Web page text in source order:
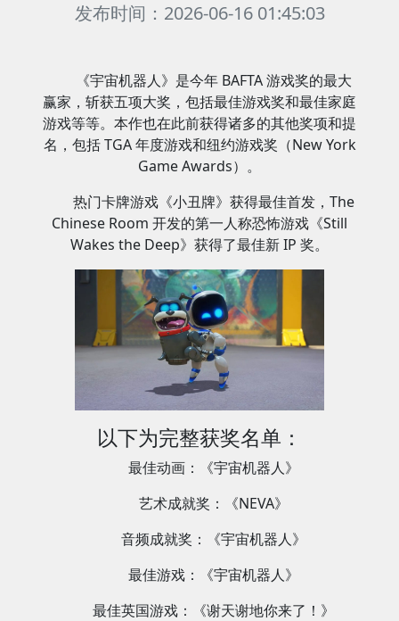
发布时间：2026-06-16 01:45:03
《宇宙机器人》是今年 BAFTA 游戏奖的最大
赢家，斩获五项大奖，包括最佳游戏奖和最佳家庭
游戏等等。本作也在此前获得诸多的其他奖项和提
名，包括 TGA 年度游戏和纽约游戏奖（New York
Game Awards）。
热门卡牌游戏《小丑牌》获得最佳首发，The
Chinese Room 开发的第一人称恐怖游戏《Still
Wakes the Deep》获得了最佳新 IP 奖。
以下为完整获奖名单：
最佳动画：《宇宙机器人》
艺术成就奖：《NEVA》
音频成就奖：《宇宙机器人》
最佳游戏：《宇宙机器人》
最佳英国游戏：《谢天谢地你来了！》